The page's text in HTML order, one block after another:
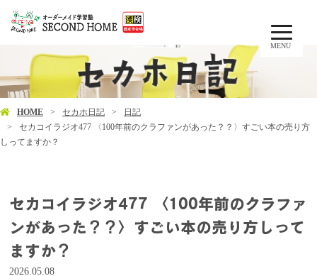
MENU
HOME セカホ日記
日記
セカコイラジオ477 〈100年前のクラファンがあった？？〉すごい本の売り方
しってますか？
セカコイラジオ477 〈100年前のクラファ
ンがあった？？〉すごい本の売り方しって
ますか？
2026.05.08